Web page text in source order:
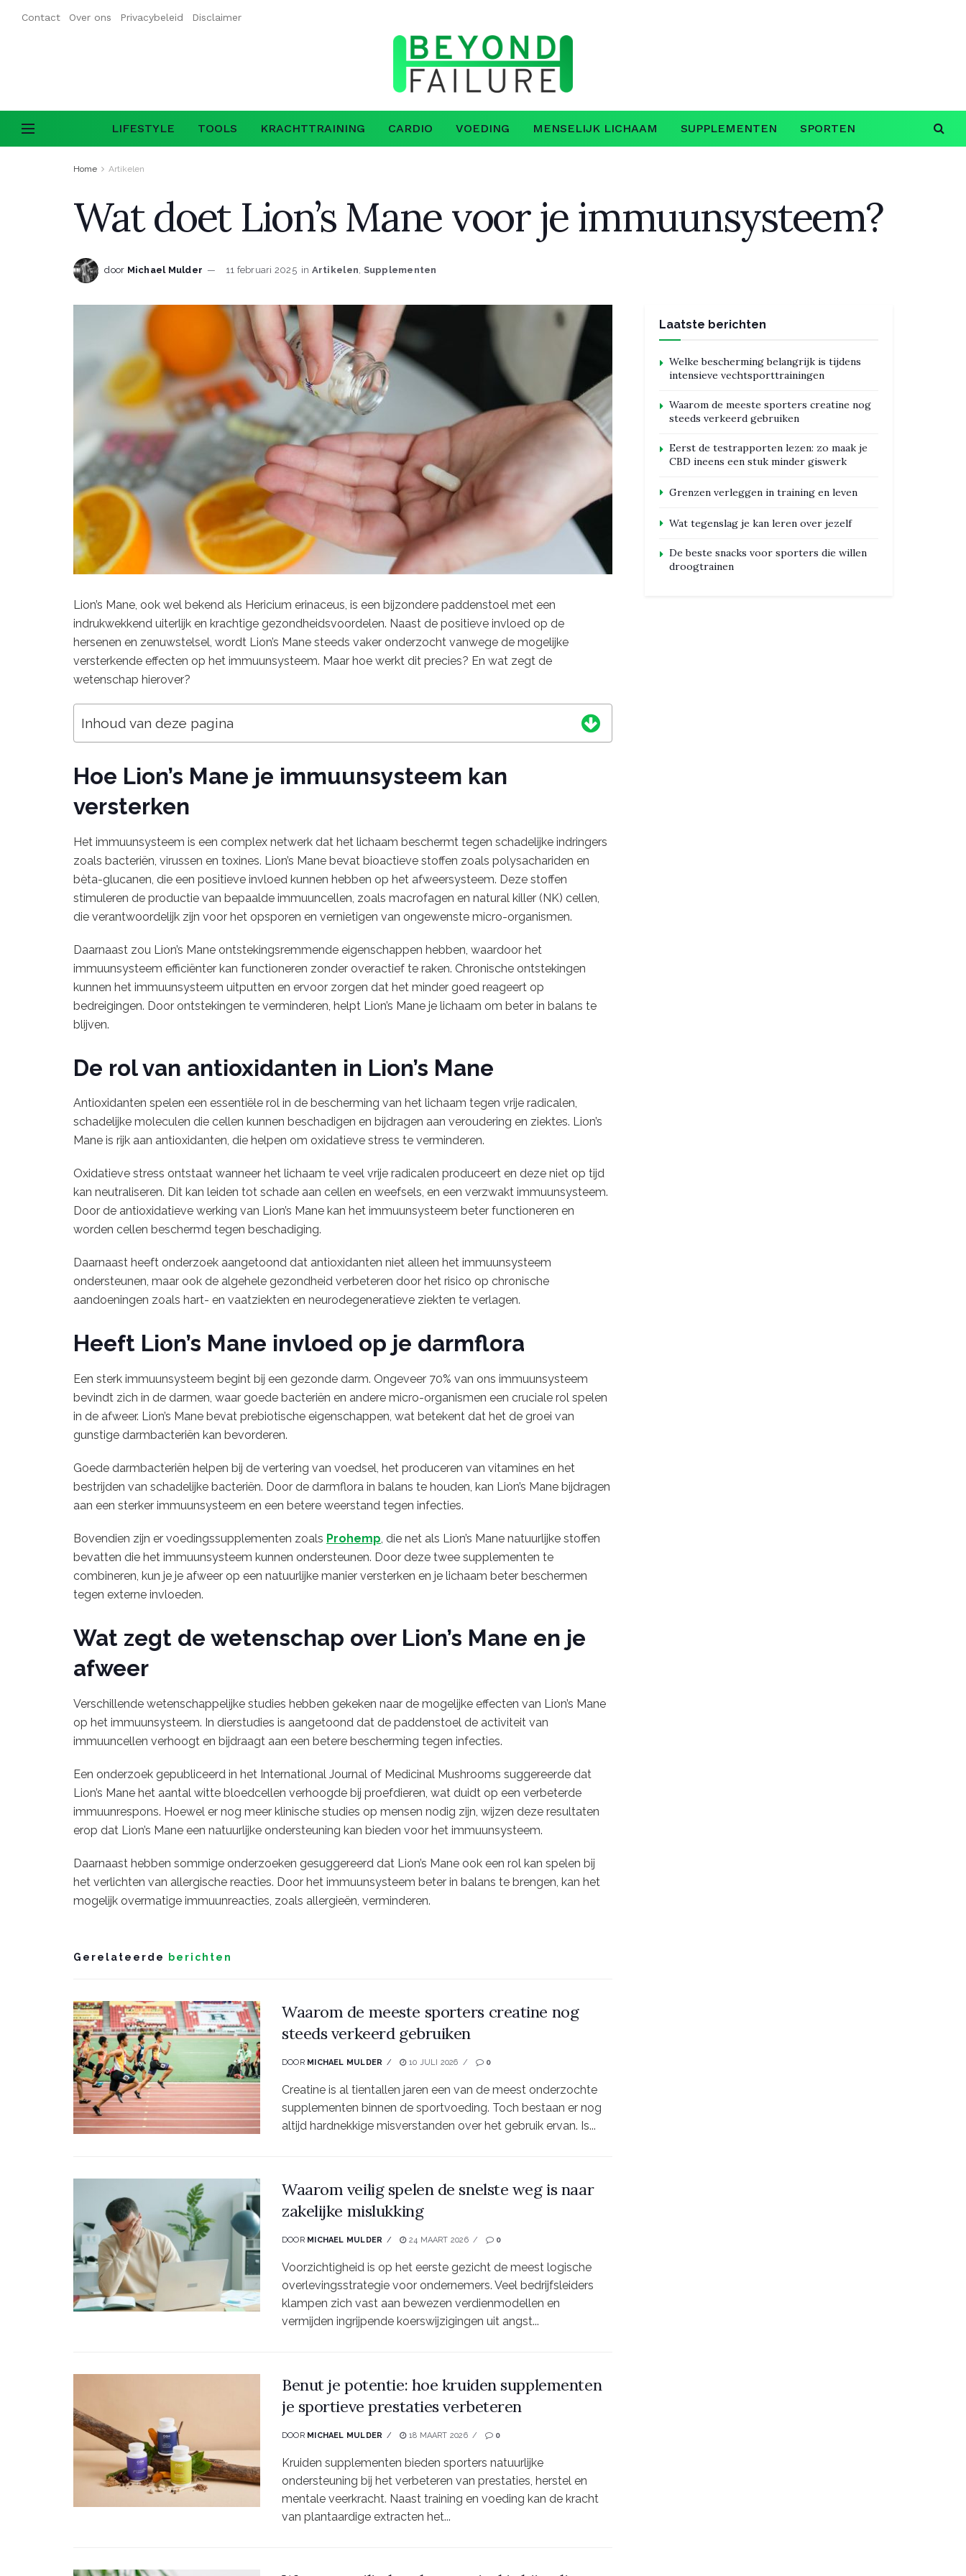
Contact Over ons Privacybeleid Disclaimer
LIFESTYLE TOOLS KRACHTTRAINING CARDIO VOEDING MENSELIJK LICHAAM SUPPLEMENTEN SPORTEN
Home Artikelen
Wat doet Lion’s Mane voor je immuunsysteem?
door Michael Mulder 11 februari 2025 in Artikelen, Supplementen
Lion’s Mane, ook wel bekend als Hericium erinaceus, is een bijzondere paddenstoel met een
indrukwekkend uiterlijk en krachtige gezondheidsvoordelen. Naast de positieve invloed op de
hersenen en zenuwstelsel, wordt Lion’s Mane steeds vaker onderzocht vanwege de mogelijke
versterkende effecten op het immuunsysteem. Maar hoe werkt dit precies? En wat zegt de
wetenschap hierover?
Inhoud van deze pagina
Hoe Lion’s Mane je immuunsysteem kan
versterken
Het immuunsysteem is een complex netwerk dat het lichaam beschermt tegen schadelijke indringers
zoals bacteriën, virussen en toxines. Lion’s Mane bevat bioactieve stoffen zoals polysachariden en
bèta-glucanen, die een positieve invloed kunnen hebben op het afweersysteem. Deze stoffen
stimuleren de productie van bepaalde immuuncellen, zoals macrofagen en natural killer (NK) cellen,
die verantwoordelijk zijn voor het opsporen en vernietigen van ongewenste micro-organismen.
Daarnaast zou Lion’s Mane ontstekingsremmende eigenschappen hebben, waardoor het
immuunsysteem efficiënter kan functioneren zonder overactief te raken. Chronische ontstekingen
kunnen het immuunsysteem uitputten en ervoor zorgen dat het minder goed reageert op
bedreigingen. Door ontstekingen te verminderen, helpt Lion’s Mane je lichaam om beter in balans te
blijven.
De rol van antioxidanten in Lion’s Mane
Antioxidanten spelen een essentiële rol in de bescherming van het lichaam tegen vrije radicalen,
schadelijke moleculen die cellen kunnen beschadigen en bijdragen aan veroudering en ziektes. Lion’s
Mane is rijk aan antioxidanten, die helpen om oxidatieve stress te verminderen.
Oxidatieve stress ontstaat wanneer het lichaam te veel vrije radicalen produceert en deze niet op tijd
kan neutraliseren. Dit kan leiden tot schade aan cellen en weefsels, en een verzwakt immuunsysteem.
Door de antioxidatieve werking van Lion’s Mane kan het immuunsysteem beter functioneren en
worden cellen beschermd tegen beschadiging.
Daarnaast heeft onderzoek aangetoond dat antioxidanten niet alleen het immuunsysteem
ondersteunen, maar ook de algehele gezondheid verbeteren door het risico op chronische
aandoeningen zoals hart- en vaatziekten en neurodegeneratieve ziekten te verlagen.
Heeft Lion’s Mane invloed op je darmflora
Een sterk immuunsysteem begint bij een gezonde darm. Ongeveer 70% van ons immuunsysteem
bevindt zich in de darmen, waar goede bacteriën en andere micro-organismen een cruciale rol spelen
in de afweer. Lion’s Mane bevat prebiotische eigenschappen, wat betekent dat het de groei van
gunstige darmbacteriën kan bevorderen.
Goede darmbacteriën helpen bij de vertering van voedsel, het produceren van vitamines en het
bestrijden van schadelijke bacteriën. Door de darmflora in balans te houden, kan Lion’s Mane bijdragen
aan een sterker immuunsysteem en een betere weerstand tegen infecties.
Bovendien zijn er voedingssupplementen zoals Prohemp, die net als Lion’s Mane natuurlijke stoffen
bevatten die het immuunsysteem kunnen ondersteunen. Door deze twee supplementen te
combineren, kun je je afweer op een natuurlijke manier versterken en je lichaam beter beschermen
tegen externe invloeden.
Wat zegt de wetenschap over Lion’s Mane en je
afweer
Verschillende wetenschappelijke studies hebben gekeken naar de mogelijke effecten van Lion’s Mane
op het immuunsysteem. In dierstudies is aangetoond dat de paddenstoel de activiteit van
immuuncellen verhoogt en bijdraagt aan een betere bescherming tegen infecties.
Een onderzoek gepubliceerd in het International Journal of Medicinal Mushrooms suggereerde dat
Lion’s Mane het aantal witte bloedcellen verhoogde bij proefdieren, wat duidt op een verbeterde
immuunrespons. Hoewel er nog meer klinische studies op mensen nodig zijn, wijzen deze resultaten
erop dat Lion’s Mane een natuurlijke ondersteuning kan bieden voor het immuunsysteem.
Daarnaast hebben sommige onderzoeken gesuggereerd dat Lion’s Mane ook een rol kan spelen bij
het verlichten van allergische reacties. Door het immuunsysteem beter in balans te brengen, kan het
mogelijk overmatige immuunreacties, zoals allergieën, verminderen.
Gerelateerde berichten
Waarom de meeste sporters creatine nog
steeds verkeerd gebruiken
DOOR MICHAEL MULDER 10 JULI 2026 0
Creatine is al tientallen jaren een van de meest onderzochte
supplementen binnen de sportvoeding. Toch bestaan er nog
altijd hardnekkige misverstanden over het gebruik ervan. Is...
Waarom veilig spelen de snelste weg is naar
zakelijke mislukking
DOOR MICHAEL MULDER 24 MAART 2026 0
Voorzichtigheid is op het eerste gezicht de meest logische
overlevingsstrategie voor ondernemers. Veel bedrijfsleiders
klampen zich vast aan bewezen verdienmodellen en
vermijden ingrijpende koerswijzigingen uit angst...
Benut je potentie: hoe kruiden supplementen
je sportieve prestaties verbeteren
DOOR MICHAEL MULDER 18 MAART 2026 0
Kruiden supplementen bieden sporters natuurlijke
ondersteuning bij het verbeteren van prestaties, herstel en
mentale veerkracht. Naast training en voeding kan de kracht
van plantaardige extracten het...
Laatste berichten
Welke bescherming belangrijk is tijdens
intensieve vechtsporttrainingen
Waarom de meeste sporters creatine nog
steeds verkeerd gebruiken
Eerst de testrapporten lezen: zo maak je
CBD ineens een stuk minder giswerk
Grenzen verleggen in training en leven
Wat tegenslag je kan leren over jezelf
De beste snacks voor sporters die willen
droogtrainen